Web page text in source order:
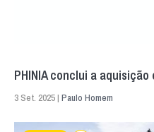
PHINIA conclui a
3 Set. 2025 | Paulo Homem